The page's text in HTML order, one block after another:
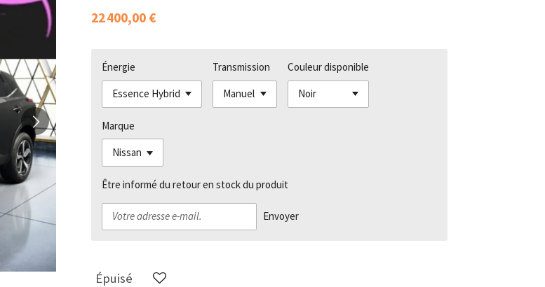
22 400,00 €
Énergie Transmission Couleur disponible
Marque
Être informé du retour en stock du produit
Envoyer
Épuisé